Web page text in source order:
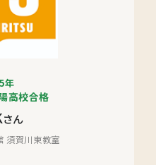
年
高校合格
さん
須賀川東教室